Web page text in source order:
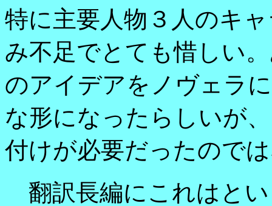
特に主要人物３人のキ
み不足でとても惜しい
のアイデアをノヴェラ
な形になったらしいが
付けが必要だったので
翻訳長編にこれはと